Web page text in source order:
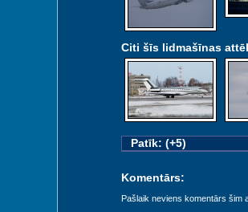
Citi šīs lidmašīnas
Patīk: (+5)
Komentārs:
Pašlaik neviens komentārs šim